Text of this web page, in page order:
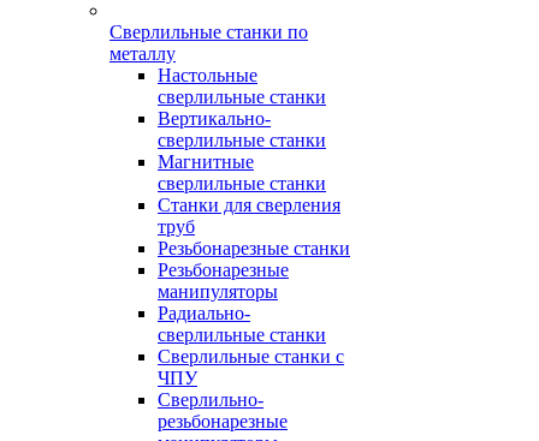
Сверлильные станки по
металлу
Настольные
сверлильные станки
Вертикально-
сверлильные станки
Магнитные
сверлильные станки
Станки для сверления
труб
Резьбонарезные станки
Резьбонарезные
манипуляторы
Радиально-
сверлильные станки
Сверлильные станки с
ЧПУ
Сверлильно-
резьбонарезные